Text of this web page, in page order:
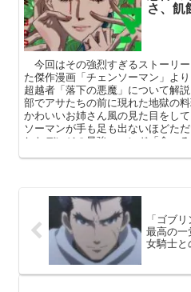
さ、飢
今回はその強烈すぎるストーリ
た傑作漫画「チェンソーマン」よ
超越者「落下の悪魔」について解
部でアサたちの前に現れた地獄の
かわいいお姉さん風の見た目をし
ソーマンが手も足も出ないほどた
したデンジの最強コマンド「食べ
「ゴブ
最高の一
女騎士と